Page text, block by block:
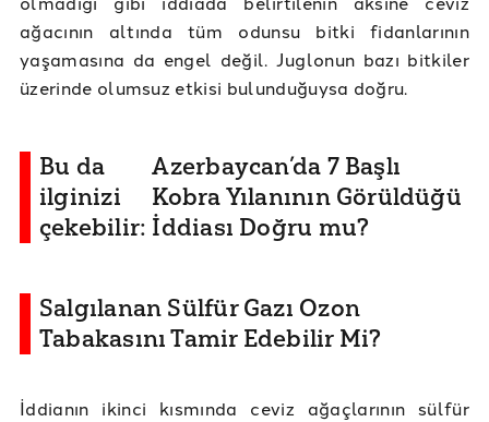
ağacının altında tüm odunsu bitki fidanlarının
yaşamasına da engel değil. Juglonun bazı bitkiler
üzerinde olumsuz etkisi bulunduğuysa doğru.
Bu da
ilginizi
çekebilir:
Azerbaycan’da 7 Başlı
Kobra Yılanının Görüldüğü
İddiası Doğru mu?
Salgılanan Sülfür Gazı Ozon
Tabakasını Tamir Edebilir Mi?
İddianın ikinci kısmında ceviz ağaçlarının sülfür